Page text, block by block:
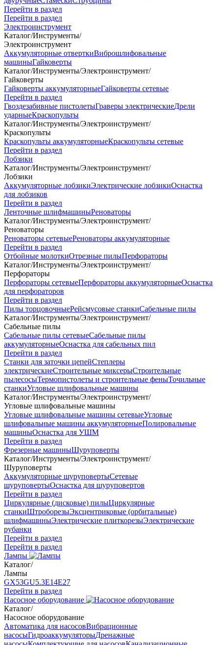
Перейти в раздел
Перейти в раздел
Электроинструмент
Каталог/Инструменты/
Электроинструмент
Аккумуляторные отверткиВиброшлифовальные
машиныГайковерты
Каталог/Инструменты/Электроинструмент/
Гайковерты
Гайковерты аккумуляторныеГайковерты сетевые
Перейти в раздел
Гвоздезабивные пистолетыГраверы электрическиеДрели
ударныеКраскопульты
Каталог/Инструменты/Электроинструмент/
Краскопульты
Краскопульты аккумуляторныеКраскопульты сетевые
Перейти в раздел
Лобзики
Каталог/Инструменты/Электроинструмент/
Лобзики
Аккумуляторные лобзикиЭлектрические лобзикиОснастка
для лобзиков
Перейти в раздел
Ленточные шлифмашиныРеноваторы
Каталог/Инструменты/Электроинструмент/
Реноваторы
Реноваторы сетевыеРеноваторы аккумуляторные
Перейти в раздел
Отбойные молоткиОтрезные пилыПерфораторы
Каталог/Инструменты/Электроинструмент/
Перфораторы
Перфораторы сетевыеПерфораторы аккумуляторныеОснастка
для перфораторов
Перейти в раздел
Пилы торцовочныеРейсмусовые станкиСабельные пилы
Каталог/Инструменты/Электроинструмент/
Сабельные пилы
Сабельные пилы сетевыеСабельные пилы
аккумуляторныеОснастка для сабельных пил
Перейти в раздел
Станки для заточки цепейСтеплеры
электрическиеСтроительные миксерыСтроительные
пылесосыТермопистолеты и строительные феныТочильные
станкиУгловые шлифовальные машины
Каталог/Инструменты/Электроинструмент/
Угловые шлифовальные машины
Угловые шлифовальные машины сетевыеУгловые
шлифовальные машины аккумуляторныеПолировальные
машиныОснастка для УШМ
Перейти в раздел
Фрезерные машиныШуруповерты
Каталог/Инструменты/Электроинструмент/
Шуруповерты
Аккумуляторные шуруповертыСетевые
шуруповертыОснастка для шуруповертов
Перейти в раздел
Циркулярные (дисковые) пилыЦиркулярные
станкиШтроборезыЭксцентриковые (орбитальные)
шлифмашиныЭлектрические плиткорезыЭлектрические
рубанки
Перейти в раздел
Перейти в раздел
Лампы
Каталог/
Лампы
GX53GU5.3Е14Е27
Перейти в раздел
Насосное оборудование
Каталог/
Насосное оборудование
Автоматика для насосовВибрационные
насосыГидроаккумуляторыДренажные